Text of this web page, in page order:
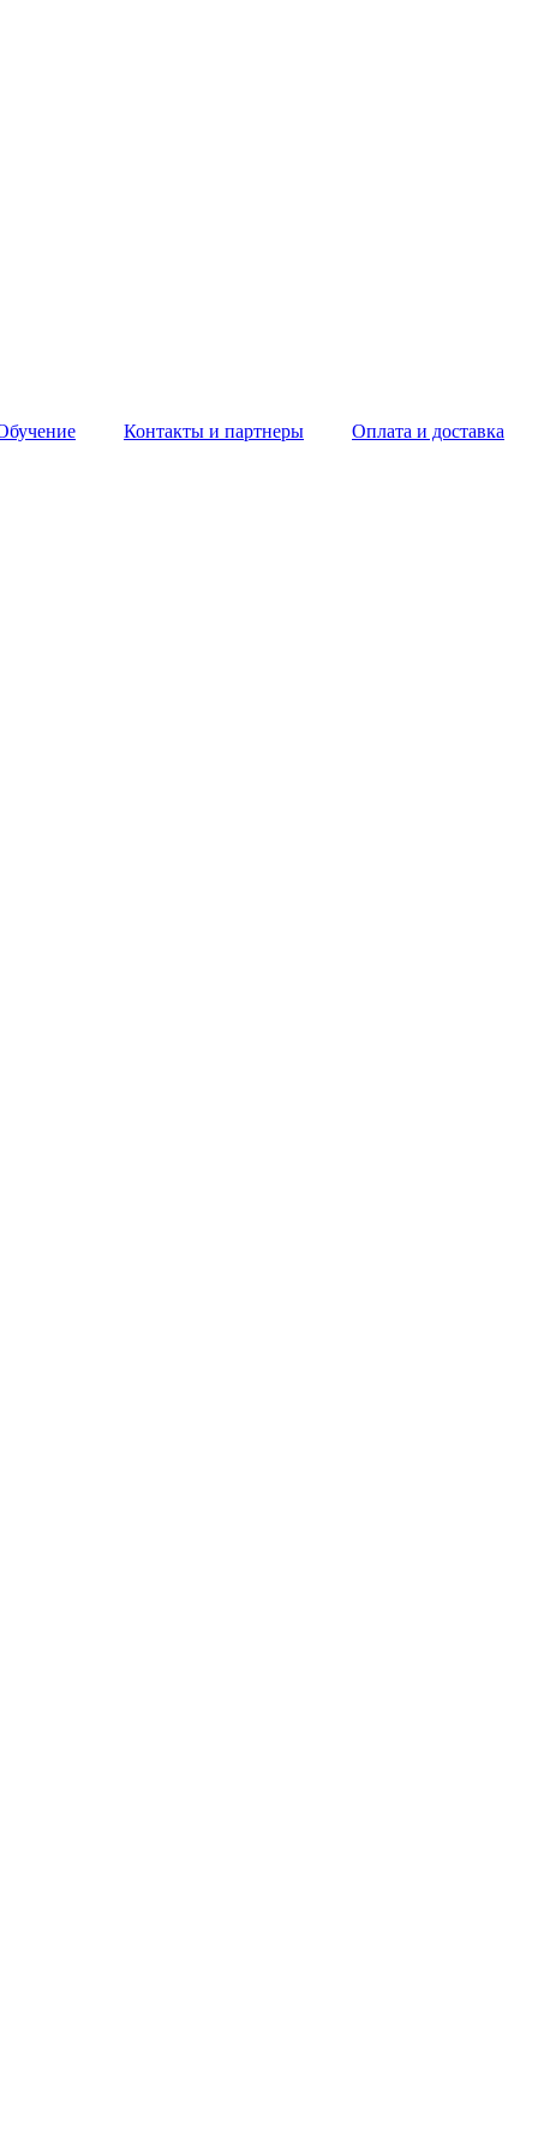
Контакты и партнеры
Оплата и доставка